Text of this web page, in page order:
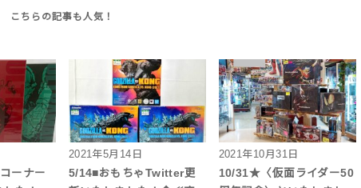
ーナー
2021年5月14日
5/14■おもちゃTwitter更
2021年10月31日
10/31★〈仮面ライダー50